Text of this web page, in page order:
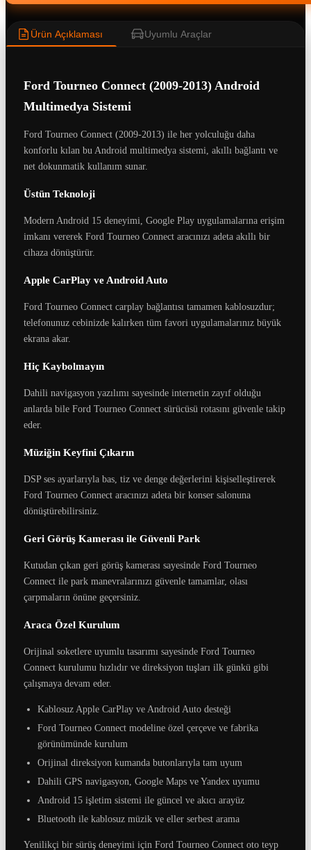
Ürün Açıklaması Uyumlu Araçlar
Ford Tourneo Connect (2009-2013) Android
Multimedya Sistemi
Ford Tourneo Connect (2009-2013) ile her yolculuğu daha
konforlu kılan bu Android multimedya sistemi, akıllı bağlantı ve
net dokunmatik kullanım sunar.
Üstün Teknoloji
Modern Android 15 deneyimi, Google Play uygulamalarına erişim
imkanı vererek Ford Tourneo Connect aracınızı adeta akıllı bir
cihaza dönüştürür.
Apple CarPlay ve Android Auto
Ford Tourneo Connect carplay bağlantısı tamamen kablosuzdur;
telefonunuz cebinizde kalırken tüm favori uygulamalarınız büyük
ekrana akar.
Hiç Kaybolmayın
Dahili navigasyon yazılımı sayesinde internetin zayıf olduğu
anlarda bile Ford Tourneo Connect sürücüsü rotasını güvenle takip
eder.
Müziğin Keyfini Çıkarın
DSP ses ayarlarıyla bas, tiz ve denge değerlerini kişiselleştirerek
Ford Tourneo Connect aracınızı adeta bir konser salonuna
dönüştürebilirsiniz.
Geri Görüş Kamerası ile Güvenli Park
Kutudan çıkan geri görüş kamerası sayesinde Ford Tourneo
Connect ile park manevralarınızı güvenle tamamlar, olası
çarpmaların önüne geçersiniz.
Araca Özel Kurulum
Orijinal soketlere uyumlu tasarımı sayesinde Ford Tourneo
Connect kurulumu hızlıdır ve direksiyon tuşları ilk günkü gibi
çalışmaya devam eder.
Kablosuz Apple CarPlay ve Android Auto desteği
Ford Tourneo Connect modeline özel çerçeve ve fabrika
görünümünde kurulum
Orijinal direksiyon kumanda butonlarıyla tam uyum
Dahili GPS navigasyon, Google Maps ve Yandex uyumu
Android 15 işletim sistemi ile güncel ve akıcı arayüz
Bluetooth ile kablosuz müzik ve eller serbest arama
Yenilikçi bir sürüş deneyimi için Ford Tourneo Connect oto teyp